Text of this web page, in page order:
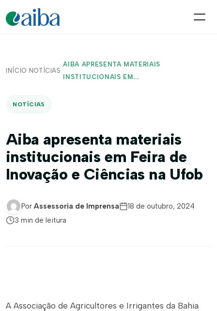
INÍCIO/ NOTÍCIAS /
AIBA APRESENTA MATERIAIS
INSTITUCIONAIS EM...
NOTÍCIAS
Aiba apresenta materiais
institucionais em Feira de
Inovação e Ciências na Ufob
Por Assessoria de Imprensa
18 de outubro, 2024
3 min de leitura
A Associação de Agricultores e Irrigantes da Bahia